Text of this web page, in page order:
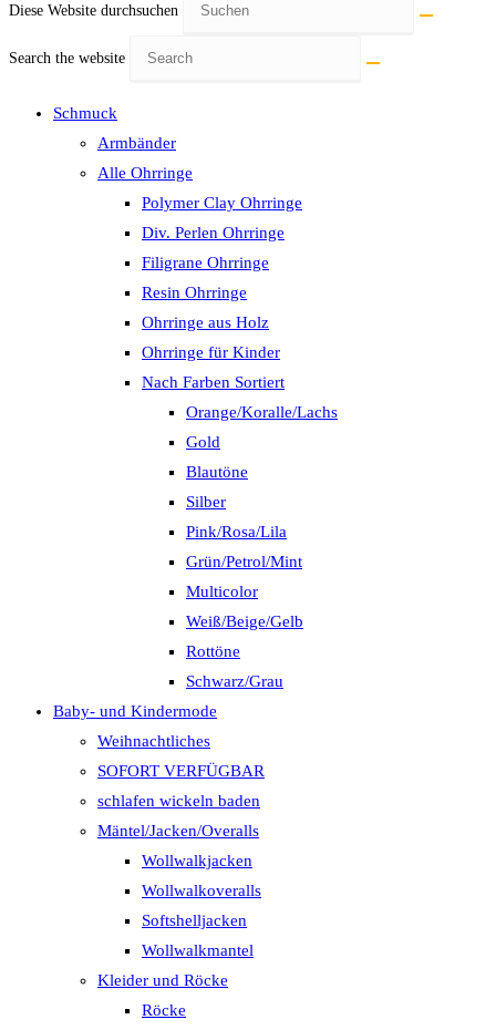
Diese Website durchsuchen
Search the website
Schmuck
Armbänder
Alle Ohrringe
Polymer Clay Ohrringe
Div. Perlen Ohrringe
Filigrane Ohrringe
Resin Ohrringe
Ohrringe aus Holz
Ohrringe für Kinder
Nach Farben Sortiert
Orange/Koralle/Lachs
Gold
Blautöne
Silber
Pink/Rosa/Lila
Grün/Petrol/Mint
Multicolor
Weiß/Beige/Gelb
Rottöne
Schwarz/Grau
Baby- und Kindermode
Weihnachtliches
SOFORT VERFÜGBAR
schlafen wickeln baden
Mäntel/Jacken/Overalls
Wollwalkjacken
Wollwalkoveralls
Softshelljacken
Wollwalkmantel
Kleider und Röcke
Röcke